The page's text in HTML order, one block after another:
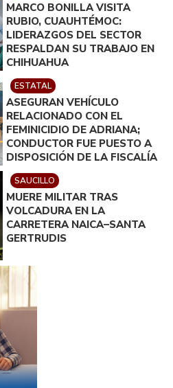
MARCO BONILLA VISITA
RUBIO, CUAUHTÉMOC:
LIDERAZGOS DEL SECTOR
RESPALDAN SU TRABAJO EN
CHIHUAHUA
ESTATAL
ASEGURAN VEHÍCULO
RELACIONADO CON EL
FEMINICIDIO DE ADRIANA;
CONDUCTOR FUE PUESTO A
DISPOSICIÓN DE LA FISCALÍA
SAUCILLO
MUERE MILITAR TRAS
VOLCADURA EN LA
CARRETERA NAICA–SANTA
GERTRUDIS